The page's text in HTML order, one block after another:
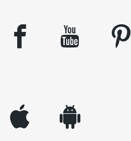
facebook youtube pinterest
appleinc android